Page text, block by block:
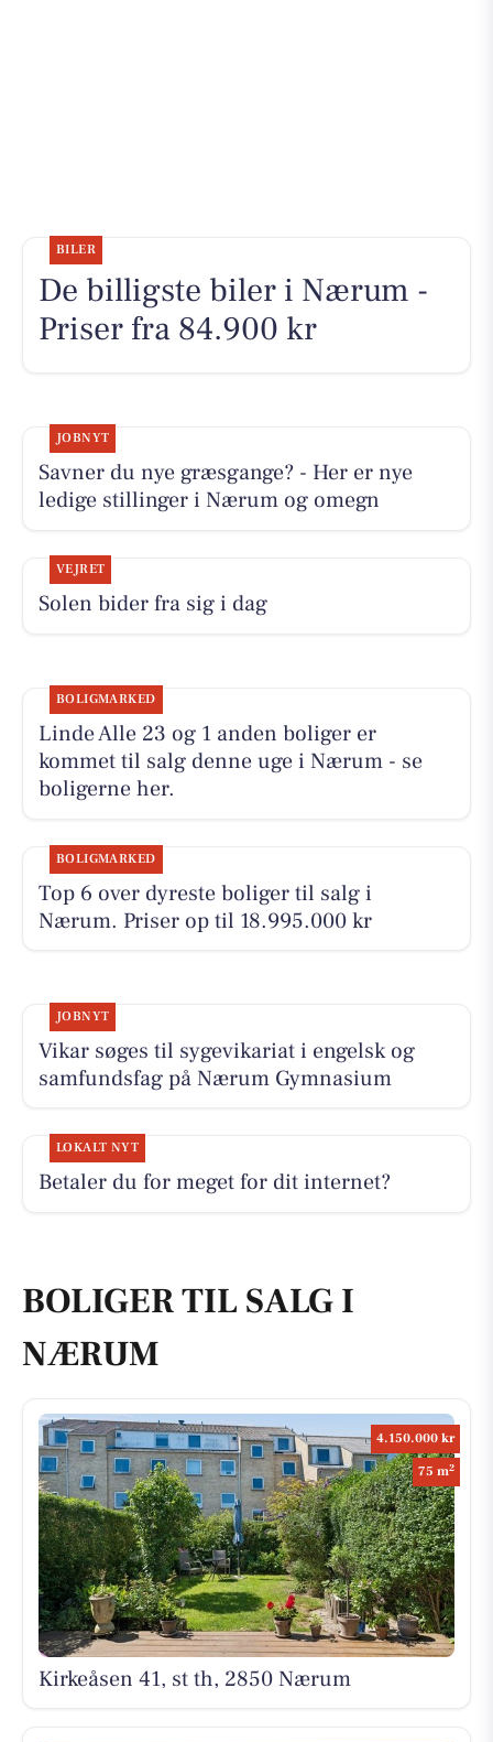
BILER
De billigste biler i Nærum -
Priser fra 84.900 kr
JOBNYT
Savner du nye græsgange? - Her er nye
ledige stillinger i Nærum og omegn
VEJRET
Solen bider fra sig i dag
BOLIGMARKED
Linde Alle 23 og 1 anden boliger er
kommet til salg denne uge i Nærum - se
boligerne her.
BOLIGMARKED
Top 6 over dyreste boliger til salg i
Nærum. Priser op til 18.995.000 kr
JOBNYT
Vikar søges til sygevikariat i engelsk og
samfundsfag på Nærum Gymnasium
LOKALT NYT
Betaler du for meget for dit internet?
BOLIGER TIL SALG I
NÆRUM
4.150.000 kr
75 m2
Kirkeåsen 41, st th, 2850 Nærum